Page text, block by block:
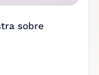
sobre